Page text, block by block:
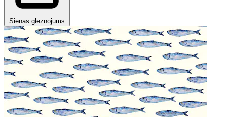
Sienas gleznojums